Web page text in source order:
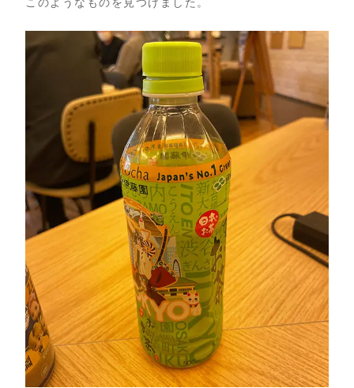
このようなものを見つけました。